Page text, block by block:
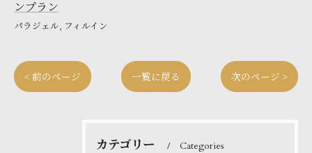
ンプラン
パラジェル フィルイン
< 前のページ 一覧に戻る 次のページ >
カテゴリー Categories